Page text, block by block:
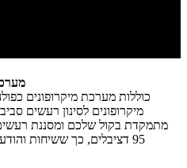
מיקרופונים לסינון רעשים
95 דציבלים, כך ששיחות